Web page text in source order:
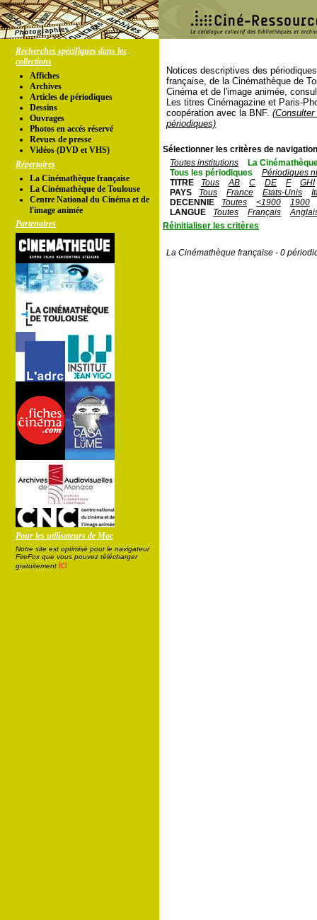
Recherches spécifiques dans les
collections
Affiches
Archives
Articles de périodiques
Dessins
Ouvrages
Photos en accés réservé
Revues de presse
Vidéos (DVD et VHS)
Répertoires
La Cinémathèque française
La Cinémathèque de Toulouse
Centre National du Cinéma et de
l'image animée
Partenaires
Pour les utilisateurs de Mac
Notre site est optimisé pour le navigateur
FireFox que vous pouvez télécharger
gratuitement ici
Notices descriptives des
française, de la Cinémathèque de
Cinéma et de l'image animée,
Les titres Cinémagazine et Paris-
coopération avec la BNF.
périodiques)
Sélectionner les critères de
Toutes institutions
La
Tous les périodiques
Périodiques
TITRE
Tous AB C DE F
GHI
PAYS
Tous France Etats-Unis
DECENNIE
Toutes <1900
1900
LANGUE
Toutes Français
Réinitialiser les critères
La Cinémathèque française - 0